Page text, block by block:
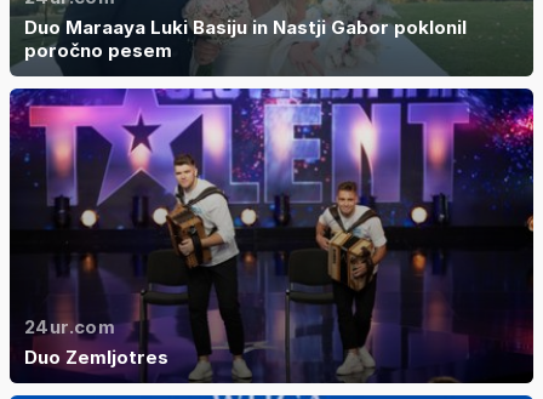
Duo Maraaya Luki Basiju in Nastji Gabor poklonil
poročno pesem
24ur.com
Duo Zemljotres